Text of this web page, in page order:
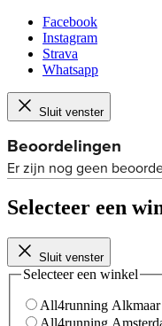
Facebook
Instagram
Strava
Whatsapp
Sluit venster
Selecteer een
Sluit venster
Selecteer een winkel
All4running Alkmaar
All4running